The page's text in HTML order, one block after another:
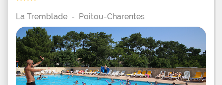
La Tremblade - Poitou-Charentes